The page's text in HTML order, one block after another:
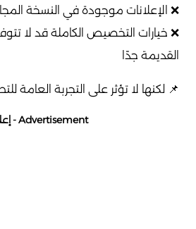
❌ الإعلانات موجودة في النسخة
❌ خيارات التخصيص الكاملة قد لا
القديمة جدًا
📌 لكنها لا تؤثر على التجربة العامة
Advertisement - إعلان